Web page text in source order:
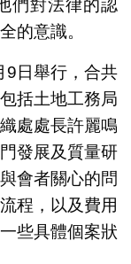
們對法律的認
的意識。
9日舉行，合共
括土地工務局
處處長許麗鳴
發展及質量研
會者關心的問
程，以及費用
些具體個案狀